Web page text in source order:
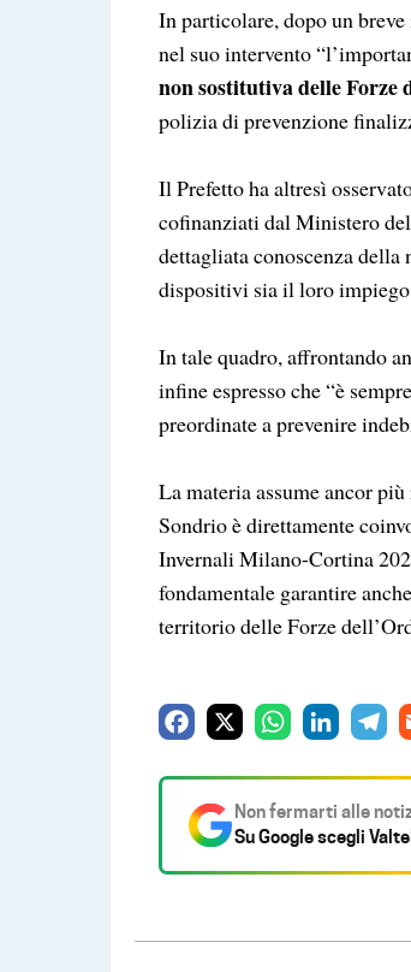
In particolare, dopo un
nel suo intervento
non sostitutiva delle Forze
polizia di prevenzione
Il Prefetto ha altresì
cofinanziati dal Ministero
dettagliata conoscenza
dispositivi sia il loro
In tale quadro, affrontando
infine espresso che“è
preordinate a prevenire
La materia assume ancor
Sondrio è direttamente
Invernali Milano-Cortina
fondamentale garantire
territorio delle Forze
e
b
o
t
s
p
k
e
I
e
g
a
Non fermarti alle
Su Google scegli